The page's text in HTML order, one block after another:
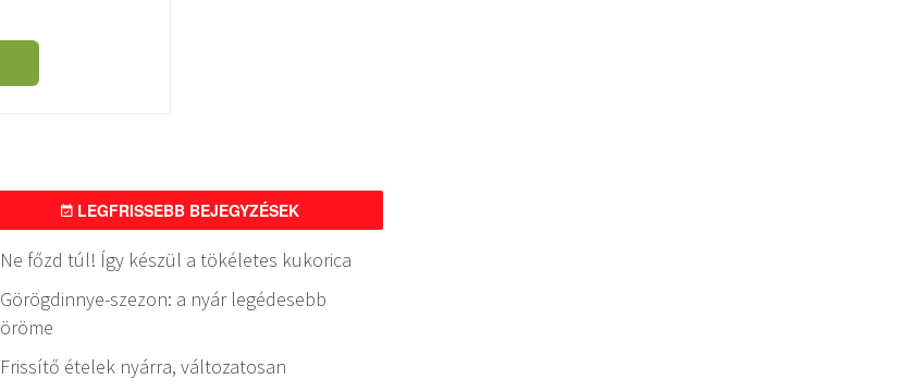
LEGFRISSEBB BEJEGYZÉSEK
Ne főzd túl! Így készül a tökéletes kukorica
Görögdinnye-szezon: a nyár legédesebb
öröme
Frissítő ételek nyárra, változatosan